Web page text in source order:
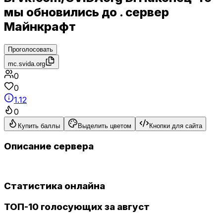
мы обновились до . сервер
Майнкрафт
Проголосовать
mc.svida.org
0
0
1.12
0
Купить баллы Выделить цветом Кнопки для сайта
Описание сервера
Статистика онлайна
ТОП-10 голосующих за август